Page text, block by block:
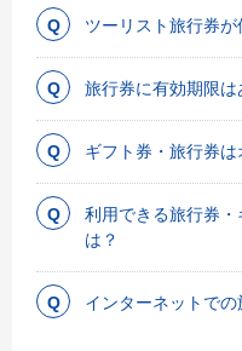
ツーリスト旅行券が
旅行券に有効期限は
ギフト券・旅行券
利用できる旅行券
は？
インターネットで